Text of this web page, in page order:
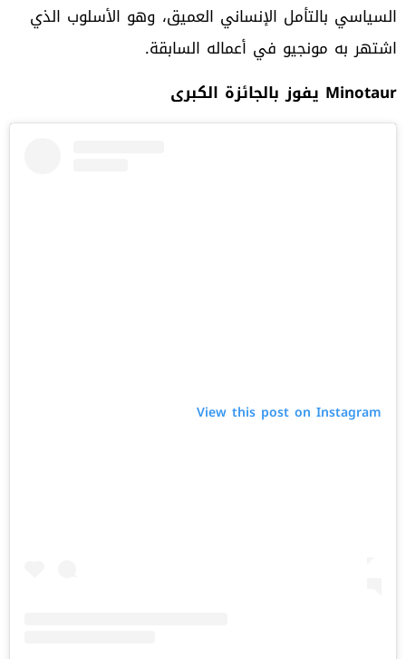
السياسي بالتأمل الإنساني العميق، وهو الأسلوب الذي
اشتهر به مونجيو في أعماله السابقة.
Minotaur يفوز بالجائزة الكبرى
View this post on Instagram